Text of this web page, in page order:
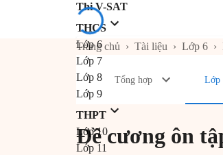
Thi V-SAT
THCS
Lớp 6
Lớp 7
Lớp 8
Lớp 9
THPT
Lớp 10
Lớp 11
Trang chủ › Tài liệu › Lớp 6 ›
Tổng hợp Lớp
Đề cương ôn